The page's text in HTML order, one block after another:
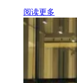
阅读更多